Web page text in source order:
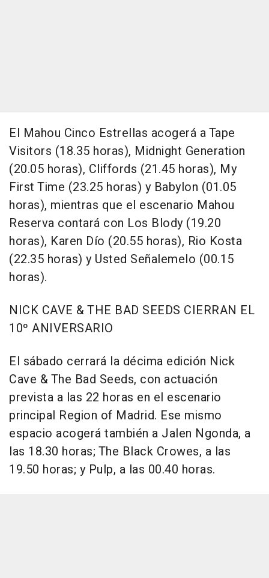
El Mahou Cinco Estrellas acogerá a Tape
Visitors (18.35 horas), Midnight Generation
(20.05 horas), Cliffords (21.45 horas), My
First Time (23.25 horas) y Babylon (01.05
horas), mientras que el escenario Mahou
Reserva contará con Los Blody (19.20
horas), Karen Dío (20.55 horas), Rio Kosta
(22.35 horas) y Usted Señalemelo (00.15
horas).
NICK CAVE & THE BAD SEEDS CIERRAN EL
10º ANIVERSARIO
El sábado cerrará la décima edición Nick
Cave & The Bad Seeds, con actuación
prevista a las 22 horas en el escenario
principal Region of Madrid. Ese mismo
espacio acogerá también a Jalen Ngonda, a
las 18.30 horas; The Black Crowes, a las
19.50 horas; y Pulp, a las 00.40 horas.